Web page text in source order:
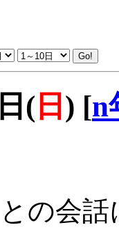
( 日 ) [n
の会